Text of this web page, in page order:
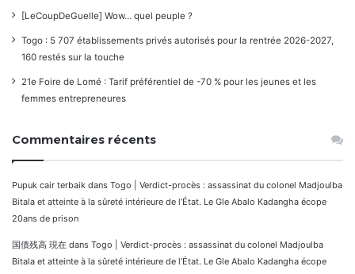
[LeCoupDeGuelle] Wow… quel peuple ?
Togo : 5 707 établissements privés autorisés pour la rentrée 2026-2027,
160 restés sur la touche
21e Foire de Lomé : Tarif préférentiel de -70 % pour les jeunes et les
femmes entrepreneures
Commentaires récents
Pupuk cair terbaik dans Togo | Verdict-procès : assassinat du colonel Madjoulba
Bitala et atteinte à la sûreté intérieure de l’État. Le Gle Abalo Kadangha écope
20ans de prison
国債残高 現在 dans Togo | Verdict-procès : assassinat du colonel Madjoulba
Bitala et atteinte à la sûreté intérieure de l’État. Le Gle Abalo Kadangha écope